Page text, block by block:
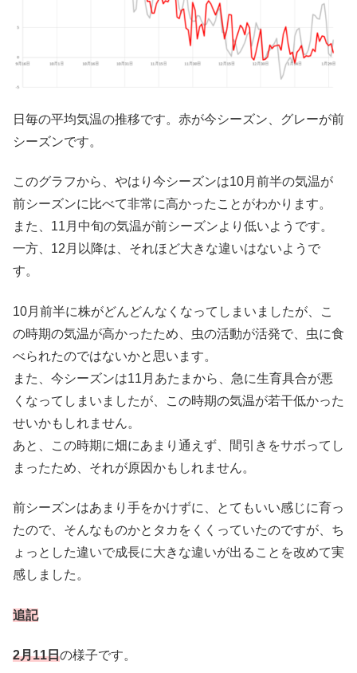
日毎の平均気温の推移です。赤が今シーズン、グレーが前
シーズンです。
このグラフから、やはり今シーズンは10月前半の気温が
前シーズンに比べて非常に高かったことがわかります。
また、11月中旬の気温が前シーズンより低いようです。
一方、12月以降は、それほど大きな違いはないようで
す。
10月前半に株がどんどんなくなってしまいましたが、こ
の時期の気温が高かったため、虫の活動が活発で、虫に食
べられたのではないかと思います。
また、今シーズンは11月あたまから、急に生育具合が悪
くなってしまいましたが、この時期の気温が若干低かった
せいかもしれません。
あと、この時期に畑にあまり通えず、間引きをサボってし
まったため、それが原因かもしれません。
前シーズンはあまり手をかけずに、とてもいい感じに育っ
たので、そんなものかとタカをくくっていたのですが、ち
ょっとした違いで成長に大きな違いが出ることを改めて実
感しました。
追記
2月11日の様子です。